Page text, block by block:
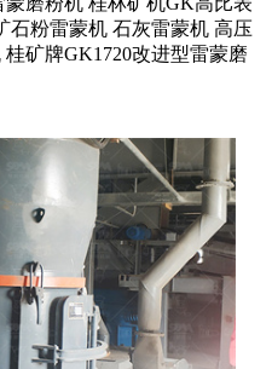
石粉雷蒙机 石灰雷蒙机 高压
矿牌GK1720改进型雷蒙磨